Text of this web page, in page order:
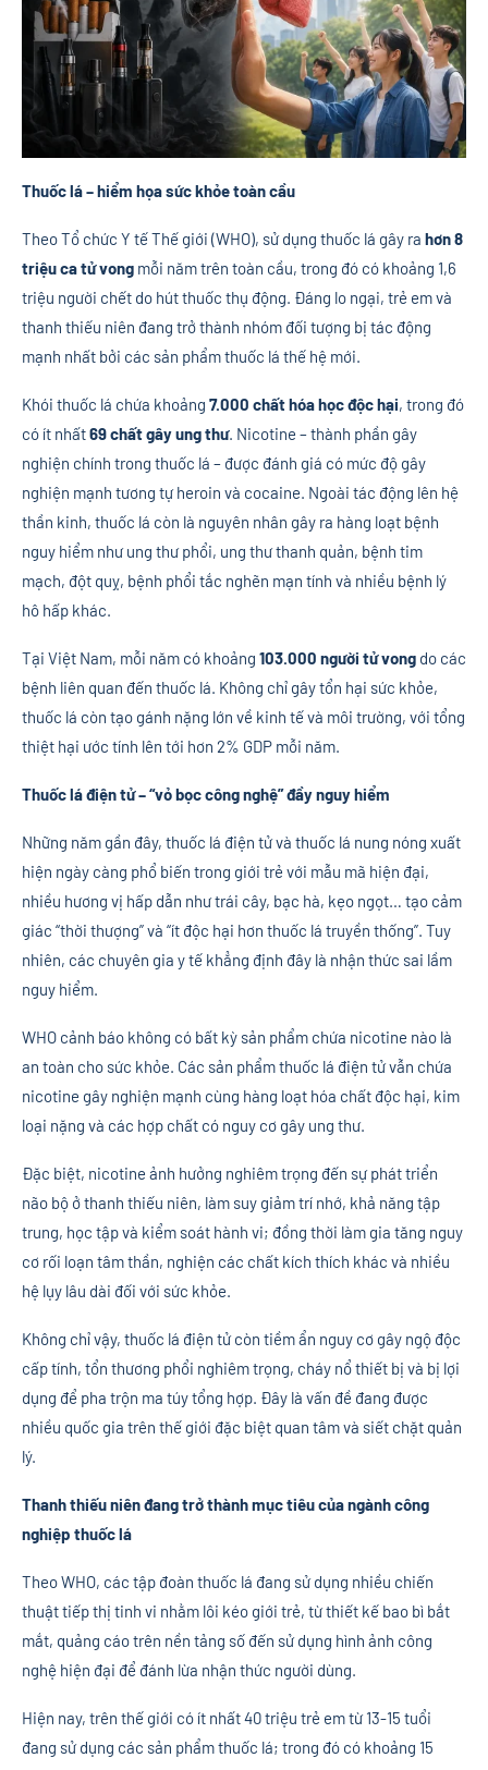
Thuốc lá – hiểm họa sức khỏe toàn cầu
Theo Tổ chức Y tế Thế giới (WHO), sử dụng thuốc lá gây ra hơn 8
triệu ca tử vong mỗi năm trên toàn cầu, trong đó có khoảng 1,6
triệu người chết do hút thuốc thụ động. Đáng lo ngại, trẻ em và
thanh thiếu niên đang trở thành nhóm đối tượng bị tác động
mạnh nhất bởi các sản phẩm thuốc lá thế hệ mới.
Khói thuốc lá chứa khoảng 7.000 chất hóa học độc hại, trong đó
có ít nhất69 chất gây ung thư. Nicotine – thành phần gây
nghiện chính trong thuốc lá – được đánh giá có mức độ gây
nghiện mạnh tương tự heroin và cocaine. Ngoài tác động lên hệ
thần kinh, thuốc lá còn là nguyên nhân gây ra hàng loạt bệnh
nguy hiểm như ung thư phổi, ung thư thanh quản, bệnh tim
mạch, đột quỵ, bệnh phổi tắc nghẽn mạn tính và nhiều bệnh lý
hô hấp khác.
Tại Việt Nam, mỗi năm có khoảng 103.000 người tử vong do các
bệnh liên quan đến thuốc lá. Không chỉ gây tổn hại sức khỏe,
thuốc lá còn tạo gánh nặng lớn về kinh tế và môi trường, với tổng
thiệt hại ước tính lên tới hơn 2% GDP mỗi năm.
Thuốc lá điện tử – “vỏ bọc công nghệ” đầy nguy hiểm
Những năm gần đây, thuốc lá điện tử và thuốc lá nung nóng xuất
hiện ngày càng phổ biến trong giới trẻ với mẫu mã hiện đại,
nhiều hương vị hấp dẫn như trái cây, bạc hà, kẹo ngọt… tạo cảm
giác “thời thượng” và “ít độc hại hơn thuốc lá truyền thống”. Tuy
nhiên, các chuyên gia y tế khẳng định đây là nhận thức sai lầm
nguy hiểm.
WHO cảnh báo không có bất kỳ sản phẩm chứa nicotine nào là
an toàn cho sức khỏe. Các sản phẩm thuốc lá điện tử vẫn chứa
nicotine gây nghiện mạnh cùng hàng loạt hóa chất độc hại, kim
loại nặng và các hợp chất có nguy cơ gây ung thư.
Đặc biệt, nicotine ảnh hưởng nghiêm trọng đến sự phát triển
não bộ ở thanh thiếu niên, làm suy giảm trí nhớ, khả năng tập
trung, học tập và kiểm soát hành vi; đồng thời làm gia tăng nguy
cơ rối loạn tâm thần, nghiện các chất kích thích khác và nhiều
hệ lụy lâu dài đối với sức khỏe.
Không chỉ vậy, thuốc lá điện tử còn tiềm ẩn nguy cơ gây ngộ độc
cấp tính, tổn thương phổi nghiêm trọng, cháy nổ thiết bị và bị lợi
dụng để pha trộn ma túy tổng hợp. Đây là vấn đề đang được
nhiều quốc gia trên thế giới đặc biệt quan tâm và siết chặt quản
lý.
Thanh thiếu niên đang trở thành mục tiêu của ngành công
nghiệp thuốc lá
Theo WHO, các tập đoàn thuốc lá đang sử dụng nhiều chiến
thuật tiếp thị tinh vi nhằm lôi kéo giới trẻ, từ thiết kế bao bì bắt
mắt, quảng cáo trên nền tảng số đến sử dụng hình ảnh công
nghệ hiện đại để đánh lừa nhận thức người dùng.
Hiện nay, trên thế giới có ít nhất 40 triệu trẻ em từ 13-15 tuổi
đang sử dụng các sản phẩm thuốc lá; trong đó có khoảng 15